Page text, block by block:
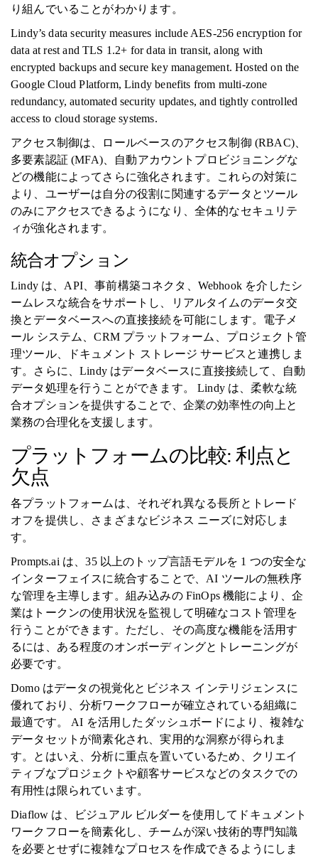
り組んでいることがわかります。
Lindy’s data security measures include AES-256 encryption for
data at rest and TLS 1.2+ for data in transit, along with
encrypted backups and secure key management. Hosted on the
Google Cloud Platform, Lindy benefits from multi-zone
redundancy, automated security updates, and tightly controlled
access to cloud storage systems.
アクセス制御は、ロールベースのアクセス制御 (RBAC)、
多要素認証 (MFA)、自動アカウントプロビジョニングな
どの機能によってさらに強化されます。これらの対策に
より、ユーザーは自分の役割に関連するデータとツール
のみにアクセスできるようになり、全体的なセキュリテ
ィが強化されます。
統合オプション
Lindy は、API、事前構築コネクタ、Webhook を介したシ
ームレスな統合をサポートし、リアルタイムのデータ交
換とデータベースへの直接接続を可能にします。電子メ
ール システム、CRM プラットフォーム、プロジェクト管
理ツール、ドキュメント ストレージ サービスと連携しま
す。さらに、Lindy はデータベースに直接接続して、自動
データ処理を行うことができます。 Lindy は、柔軟な統
合オプションを提供することで、企業の効率性の向上と
業務の合理化を支援します。
プラットフォームの比較: 利点と
欠点
各プラットフォームは、それぞれ異なる長所とトレード
オフを提供し、さまざまなビジネス ニーズに対応しま
す。
Prompts.ai は、35 以上のトップ言語モデルを 1 つの安全な
インターフェイスに統合することで、AI ツールの無秩序
な管理を主導します。組み込みの FinOps 機能により、企
業はトークンの使用状況を監視して明確なコスト管理を
行うことができます。ただし、その高度な機能を活用す
るには、ある程度のオンボーディングとトレーニングが
必要です。
Domo はデータの視覚化とビジネス インテリジェンスに
優れており、分析ワークフローが確立されている組織に
最適です。 AI を活用したダッシュボードにより、複雑な
データセットが簡素化され、実用的な洞察が得られま
す。とはいえ、分析に重点を置いているため、クリエイ
ティブなプロジェクトや顧客サービスなどのタスクでの
有用性は限られています。
Diaflow は、ビジュアル ビルダーを使用してドキュメント
ワークフローを簡素化し、チームが深い技術的専門知識
を必要とせずに複雑なプロセスを作成できるようにしま